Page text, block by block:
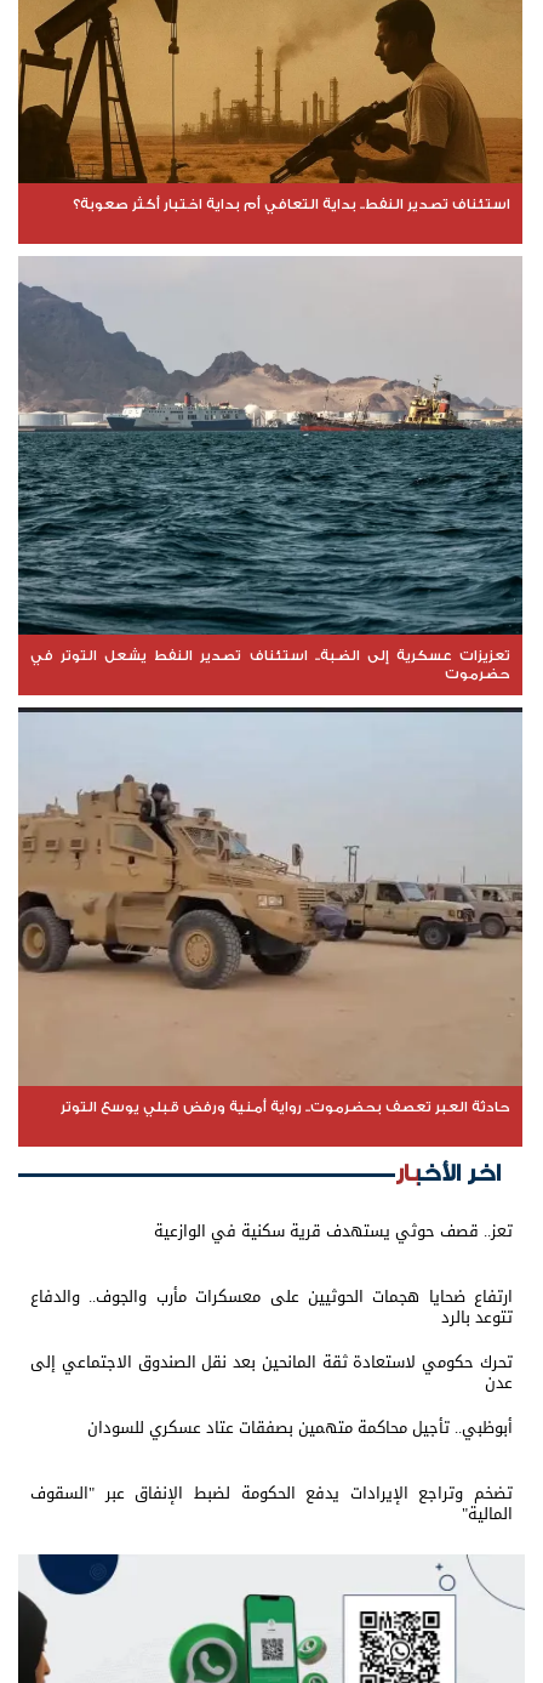
استئناف تصدير النفط.. بداية التعافي أم بداية اختبار أكثر صعوبة؟
تعزيزات عسكرية إلى الضبة.. استئناف تصدير النفط يشعل التوتر في
حضرموت
حادثة العبر تعصف بحضرموت.. رواية أمنية ورفض قبلي يوسع التوتر
اخر الأخبار
تعز.. قصف حوثي يستهدف قرية سكنية في الوازعية
ارتفاع ضحايا هجمات الحوثيين على معسكرات مأرب والجوف.. والدفاع
تتوعد بالرد
تحرك حكومي لاستعادة ثقة المانحين بعد نقل الصندوق الاجتماعي إلى
عدن
أبوظبي.. تأجيل محاكمة متهمين بصفقات عتاد عسكري للسودان
تضخم وتراجع الإيرادات يدفع الحكومة لضبط الإنفاق عبر "السقوف
المالية"